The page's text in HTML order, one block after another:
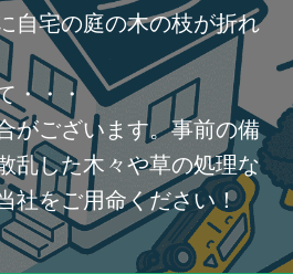
自宅の庭の木の枝が折れ
・・・
がございます。事前の備
した木々や草の処理な
社をご用命ください！